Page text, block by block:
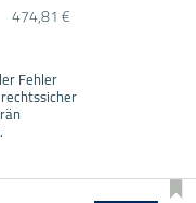
474,81 €
Fehler